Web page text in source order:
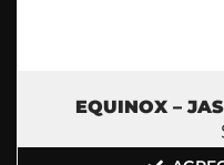
EQUINOX –